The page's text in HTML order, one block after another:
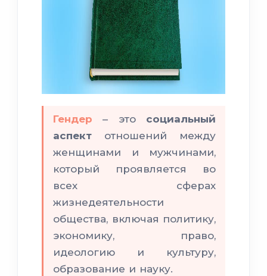
Гендер – это социальный
аспект отношений между
женщинами и мужчинами,
который проявляется во
всех сферах
жизнедеятельности
общества, включая политику,
экономику, право,
идеологию и культуру,
образование и науку.